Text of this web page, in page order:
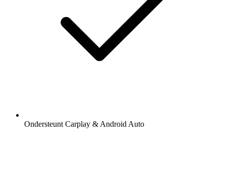
Ondersteunt Carplay & Android Auto